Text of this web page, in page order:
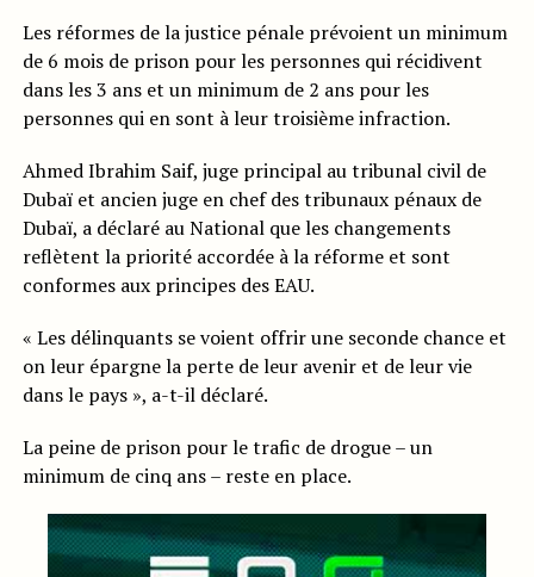
Les réformes de la justice pénale prévoient un minimum
de 6 mois de prison pour les personnes qui récidivent
dans les 3 ans et un minimum de 2 ans pour les
personnes qui en sont à leur troisième infraction.
Ahmed Ibrahim Saif, juge principal au tribunal civil de
Dubaï et ancien juge en chef des tribunaux pénaux de
Dubaï, a déclaré au National que les changements
reflètent la priorité accordée à la réforme et sont
conformes aux principes des EAU.
« Les délinquants se voient offrir une seconde chance et
on leur épargne la perte de leur avenir et de leur vie
dans le pays », a-t-il déclaré.
La peine de prison pour le trafic de drogue – un
minimum de cinq ans – reste en place.